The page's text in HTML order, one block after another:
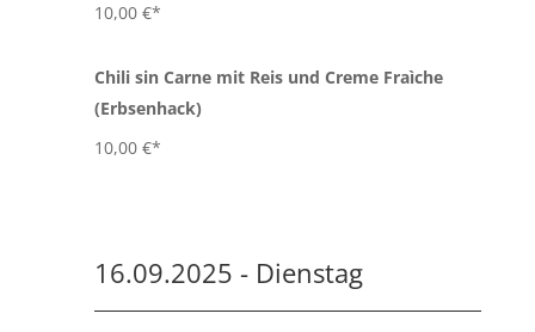
10,00 €*
Chili sin Carne mit Reis und Creme Fraìche
(Erbsenhack)
10,00 €*
16.09.2025 - Dienstag